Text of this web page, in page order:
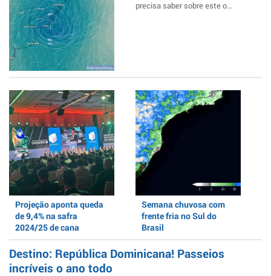
precisa saber sobre este o...
Projeção aponta queda
de 9,4% na safra
2024/25 de cana
Semana chuvosa com
frente fria no Sul do
Brasil
Destino: República Dominicana! Passeios
incríveis o ano todo